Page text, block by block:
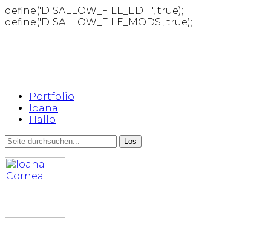
define('DISALLOW_FILE_EDIT', true);
define('DISALLOW_FILE_MODS', true);
Portfolio
Ioana
Hallo